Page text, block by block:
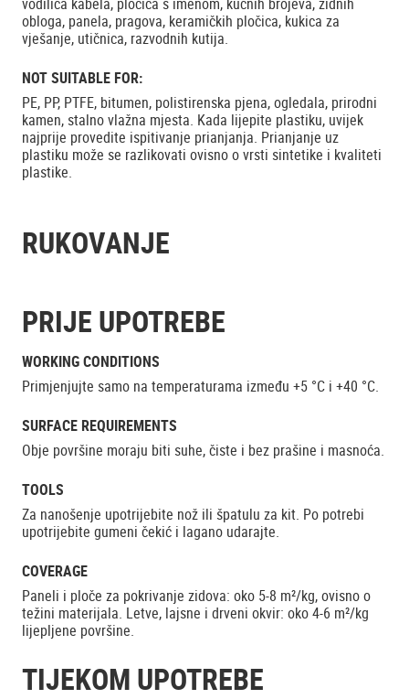
obloga, panela, pragova, keramičkih pločica, kukica za
vješanje, utičnica, razvodnih kutija.
NOT SUITABLE FOR:
PE, PP, PTFE, bitumen, polistirenska pjena, ogledala, prirodni
kamen, stalno vlažna mjesta. Kada lijepite plastiku, uvijek
najprije provedite ispitivanje prianjanja. Prianjanje uz
plastiku može se razlikovati ovisno o vrsti sintetike i kvaliteti
plastike.
RUKOVANJE
PRIJE UPOTREBE
WORKING CONDITIONS
Primjenjujte samo na temperaturama između +5 °C i +40 °C.
SURFACE REQUIREMENTS
Obje površine moraju biti suhe, čiste i bez prašine i masnoća.
TOOLS
Za nanošenje upotrijebite nož ili špatulu za kit. Po potrebi
upotrijebite gumeni čekić i lagano udarajte.
COVERAGE
Paneli i ploče za pokrivanje zidova: oko 5-8 m²/kg, ovisno o
težini materijala. Letve, lajsne i drveni okvir: oko 4-6 m²/kg
lijepljene površine.
TIJEKOM UPOTREBE